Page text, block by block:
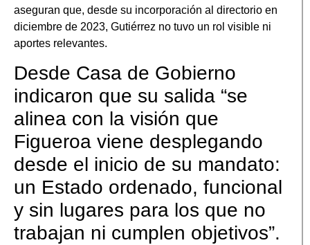
aseguran que, desde su incorporación al directorio en
diciembre de 2023, Gutiérrez no tuvo un rol visible ni
aportes relevantes.
Desde Casa de Gobierno
indicaron que su salida “se
alinea con la visión que
Figueroa viene desplegando
desde el inicio de su mandato:
un Estado ordenado, funcional
y sin lugares para los que no
trabajan ni cumplen objetivos”.